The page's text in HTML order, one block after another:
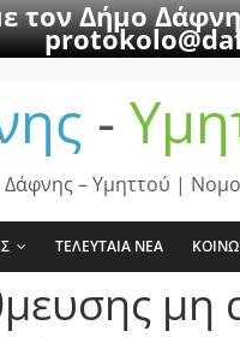
τον Δήμο
-
– Υμηττού |
ΤΕΛΕΥΤΑΙΑ ΝΕΑ
μη